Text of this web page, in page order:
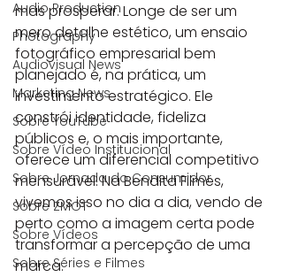
Audio Production
Photography
Audiovisual News
Marketing News
Sobre YouTube
Sobre Vídeo Institucional
Sobre Jornada do Consumidor
Sobre ZMOT
Sobre Vídeos
Sobre Séries e Filmes
mas prosperar. Longe de ser um
mero detalhe estético, um ensaio
fotográfico empresarial bem
planejado é, na prática, um
investimento estratégico. Ele
constrói identidade, fideliza
públicos e, o mais importante,
oferece um diferencial competitivo
mensurável. Na Bendita Filmes,
vivemos isso no dia a dia, vendo de
perto como a imagem certa pode
transformar a percepção de uma
marca.